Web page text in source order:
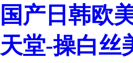
国产日韩欧
天堂-操白丝